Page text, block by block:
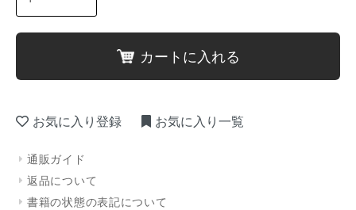
カートに入れる
お気に入り登録 お気に入り一覧
通販ガイド
返品について
書籍の状態の表記について